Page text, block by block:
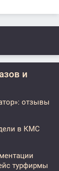
и
отзывы
в КМС
турфирмы